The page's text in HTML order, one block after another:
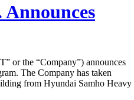
or the “Company”) announces
The Company has taken
from Hyundai Samho Heavy